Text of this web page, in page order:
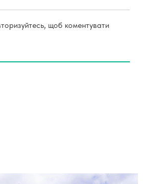
щоб коментувати